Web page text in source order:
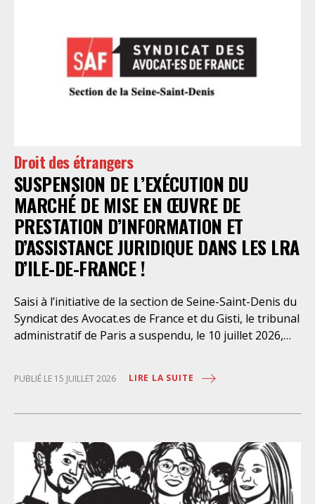
Droit des étrangers
SUSPENSION DE L’EXÉCUTION DU
MARCHÉ DE MISE EN ŒUVRE DE
PRESTATION D’INFORMATION ET
D’ASSISTANCE JURIDIQUE DANS LES LRA
D’ILE-DE-FRANCE !
Saisi à l’initiative de la section de Seine-Saint-Denis du
Syndicat des Avocat.es de France et du Gisti, le tribunal
administratif de Paris a suspendu, le 10 juillet 2026,
juridique des étrangers maintenus dans les locaux de
droits fondamentaux des personnes retenues et
contreviennent de manière flagrante aux règles
déontologiques régissant la profession d’avocat. Ainsi,
PUBLIÉ LE 15 JUILLET 2026 LIRE LA SUITE